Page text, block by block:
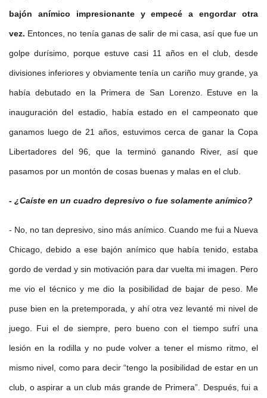
bajón anímico impresionante y empecé a engordar otra
vez. Entonces, no tenía ganas de salir de mi casa, así que fue un
golpe durísimo, porque estuve casi 11 años en el club, desde
divisiones inferiores y obviamente tenía un cariño muy grande, ya
había debutado en la Primera de San Lorenzo. Estuve en la
inauguración del estadio, había estado en el campeonato que
ganamos luego de 21 años, estuvimos cerca de ganar la Copa
Libertadores del 96, que la terminó ganando River, así que
pasamos por un montón de cosas buenas y malas en el club.
- ¿Caíste en un cuadro depresivo o fue solamente anímico?
- No, no tan depresivo, sino más anímico. Cuando me fui a Nueva
Chicago, debido a ese bajón anímico que había tenido, estaba
gordo de verdad y sin motivación para dar vuelta mi imagen. Pero
me vio el técnico y me dio la posibilidad de bajar de peso. Me
puse bien en la pretemporada, y ahí otra vez levanté mi nivel de
juego. Fui el de siempre, pero bueno con el tiempo sufrí una
lesión en la rodilla y no pude volver a tener el mismo ritmo, el
mismo nivel, como para decir “tengo la posibilidad de estar en un
club, o aspirar a un club más grande de Primera”. Después, fui a